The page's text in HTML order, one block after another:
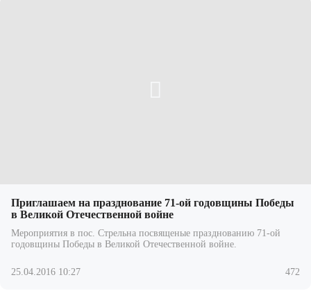
Приглашаем на празднование 71-ой годовщины Победы
в Великой Отечественной войне
Мероприятия в пос. Стрельна посвященые празднованию 71-ой
годовщины Победы в Великой Отечественной войне.
25.04.2016 10:27 472